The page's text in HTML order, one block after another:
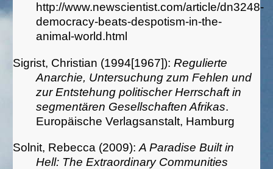
http://www.newscientist.com/article/dn3248-
democracy-beats-despotism-in-the-
animal-world.html
Sigrist, Christian (1994[1967]): Regulierte
Anarchie, Untersuchung zum Fehlen und
zur Entstehung politischer Herrschaft in
segmentären Gesellschaften Afrikas.
Europäische Verlagsanstalt, Hamburg
Solnit, Rebecca (2009): A Paradise Built in
Hell: The Extraordinary Communities